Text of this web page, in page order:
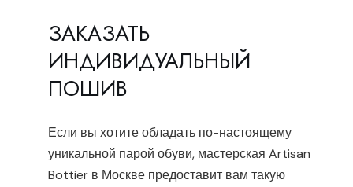
ЗАКАЗАТЬ
ИНДИВИДУАЛЬНЫЙ
ПОШИВ
Если вы хотите обладать по-настоящему
уникальной парой обуви, мастерская Artisan
Bottier в Москве предоставит вам такую